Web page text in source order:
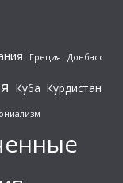
Греция Донбасс
Куба Курдистан